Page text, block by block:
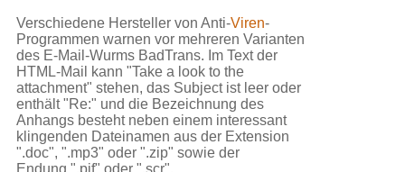
Verschiedene Hersteller von Anti-Viren-
Programmen warnen vor mehreren Varianten
des E-Mail-Wurms BadTrans. Im Text der
HTML-Mail kann "Take a look to the
attachment" stehen, das Subject ist leer oder
enthält "Re:" und die Bezeichnung des
Anhangs besteht neben einem interessant
klingenden Dateinamen aus der Extension
".doc", ".mp3" oder ".zip" sowie der